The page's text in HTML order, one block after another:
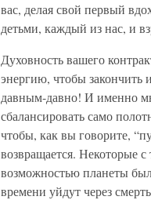
вас, делая свой первый
детьми, каждый из нас, и
Духовность вашего
энергию, чтобы закончить
давным-давно! И именно
сбалансировать само
чтобы, как вы говорите,
возвращается. Некоторые
возможностью планеты
времени уйдут через